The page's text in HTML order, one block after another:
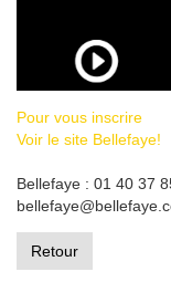
Pour vous inscrire
Voir le site Bellefaye!
Bellefaye : 01 40 37
Retour